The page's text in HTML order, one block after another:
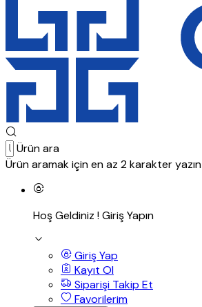
Ürün ara
Ürün aramak için en az 2 karakter yazın
Hoş Geldiniz !Giriş Yapın
Giriş Yap
Kayıt Ol
Siparişi Takip Et
Favorilerim